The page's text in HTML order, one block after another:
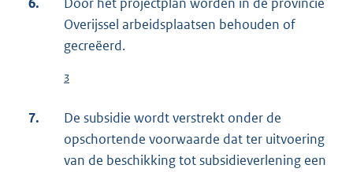
Overijssel arbeidsplaatsen behouden of
gecreëerd.
3
7.
De subsidie wordt verstrekt onder de
opschortende voorwaarde dat ter uitvoering
van de beschikking tot subsidieverlening een